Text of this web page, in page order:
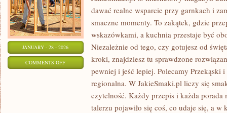
JANUARY - 28 - 2026
COMMENTS OFFON
GOTOWANIE
dawać realne wsparcie przy garnkach i
smaczne momenty. To zakątek, gdzie
wskazówkami, a kuchnia przestaje być
Niezależnie od tego, czy gotujesz od
kroki, znajdziesz tu sprawdzone
pewniej i jeść lepiej. Polecamy Przekąski
regionalna. W JakieSmaki.pl liczy się
czytelność. Każdy przepis i każda porada
talerzu pojawiło się coś, co udaje się, a w